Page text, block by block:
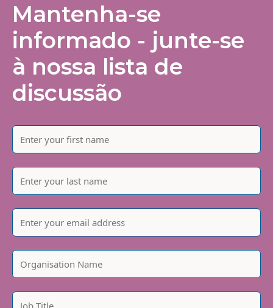
Mantenha-se
informado - junte-se
à nossa lista de
discussão